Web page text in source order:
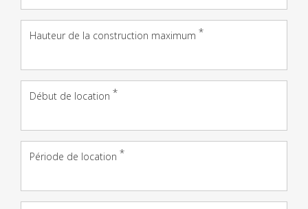
Hauteur de la construction maximum
Début de location
Période de location